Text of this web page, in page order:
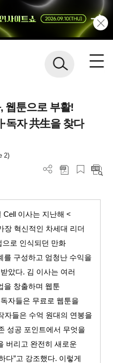
웹툰으로 부활!
독자 共生을 찾다
2)
Cell 이사는 지난해 <
장 혁신적인 차세대 리더
으로 인식되던 만화
를 구성하고 엄청난 수익을
았다. 김 이사는 여러
을 창출하며 웹툰
독자들은 무료로 웹툰을
자들은 수억 원대의 연봉을
성공 포인트에서 무엇을
버리고 완전히 새로운
다”고 강조했다. 이렇게